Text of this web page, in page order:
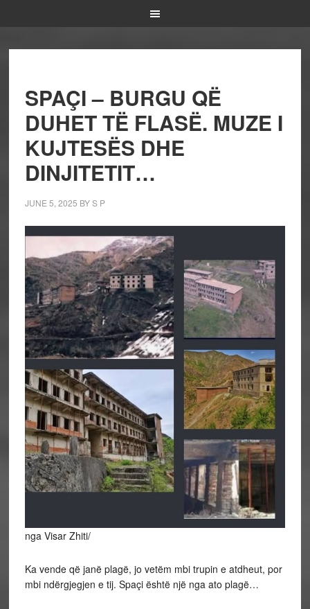
SPAÇI – BURGU QË
DUHET TË FLASË. MUZE I
KUJTESËS DHE
DINJITETIT…
JUNE 5, 2025 BYS P
nga Visar Zhiti/
Ka vende që janë plagë, jo vetëm mbi trupin e atdheut, por
mbi ndërgjegjen e tij. Spaçi është një nga ato plagë…